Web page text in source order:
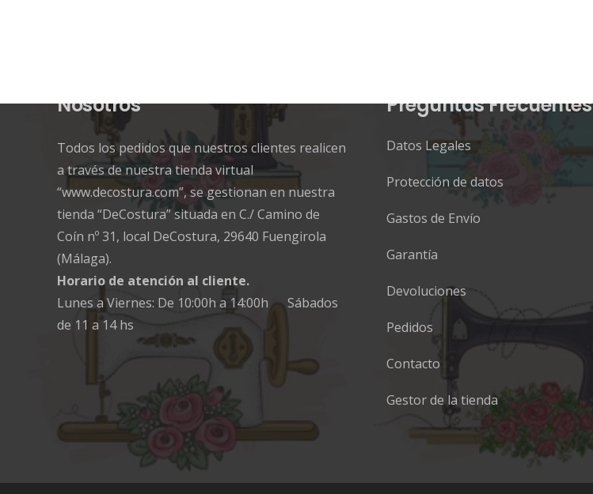
Nosotros
Todos los pedidos que nuestros clientes realicen
a través de nuestra tienda virtual
“www.decostura.com”, se gestionan en nuestra
tienda “DeCostura” situada en C./ Camino de
Coín nº 31, local DeCostura, 29640 Fuengirola
(Málaga).
Horario de atención al cliente.
Lunes a Viernes: De 10:00h a 14:00h Sábados
de 11 a 14 hs
Preguntas Frecuentes
Datos Legales
Protección de datos
Gastos de Envío
Garantía
Devoluciones
Pedidos
Contacto
Gestor de la tienda